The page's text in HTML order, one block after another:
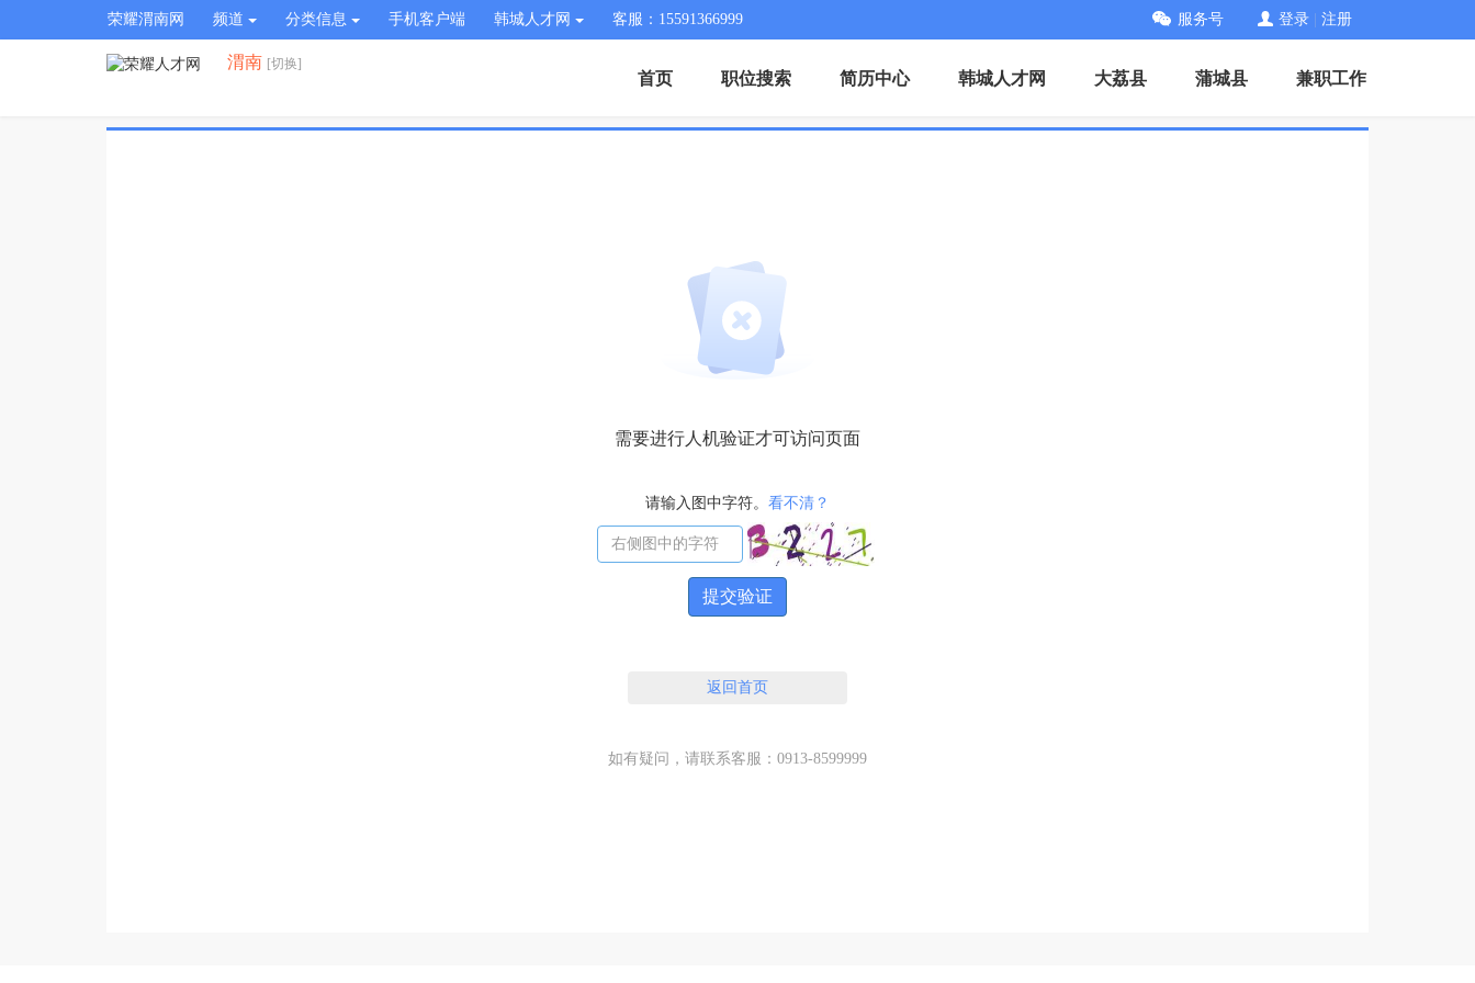
荣耀渭南网 频道 分类信息 手机客户端 韩城人才网 客服：15591366999 服务号 登录 注册
渭南 [切换]
首页 职位搜索 简历中心 韩城人才网 大荔县 蒲城县 兼职工作
需要进行人机验证才可访问页面
请输入图中字符。 看不清？
提交验证
返回首页
如有疑问，请联系客服：0913-8599999